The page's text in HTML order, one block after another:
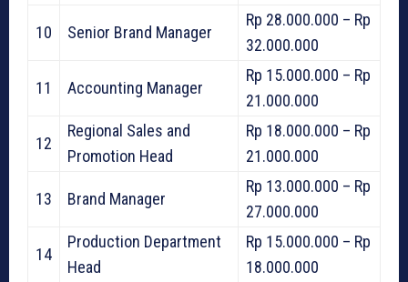
10 Senior Brand Manager
Rp 28.000.000 – Rp
32.000.000
11 Accounting Manager
Rp 15.000.000 – Rp
21.000.000
12
Regional Sales and
Promotion Head
Rp 18.000.000 – Rp
21.000.000
13 Brand Manager
Rp 13.000.000 – Rp
27.000.000
14
Production Department
Head
Rp 15.000.000 – Rp
18.000.000